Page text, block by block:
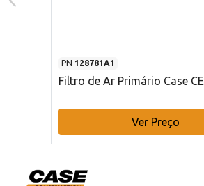
PN 128781A1
Filtro de Ar Primário Case CE
Ver Preço